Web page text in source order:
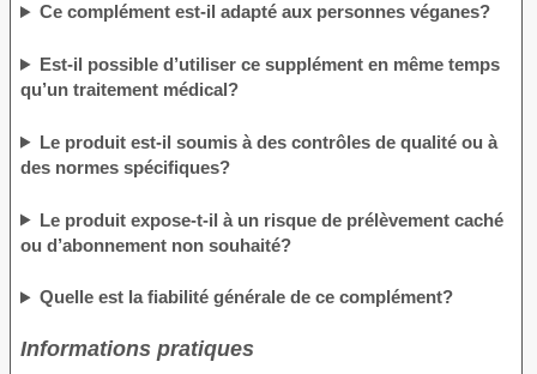
Ce complément est-il adapté aux personnes véganes?
Est-il possible d’utiliser ce supplément en même temps
qu’un traitement médical?
Le produit est-il soumis à des contrôles de qualité ou à
des normes spécifiques?
Le produit expose-t-il à un risque de prélèvement caché
ou d’abonnement non souhaité?
Quelle est la fiabilité générale de ce complément?
Informations pratiques